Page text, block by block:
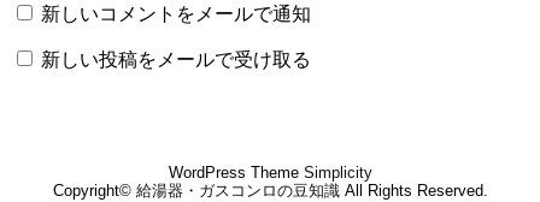
新しいコメントをメールで通知
新しい投稿をメールで受け取る
WordPress Theme Simplicity
Copyright© 給湯器・ガスコンロの豆知識All Rights Reserved.